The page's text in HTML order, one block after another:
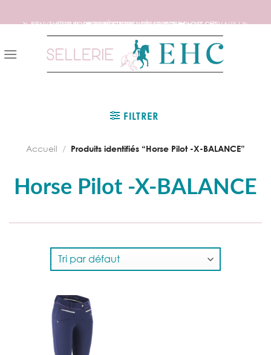
🦄 BIENVENUE SUR NOTRE SITE DEDIE AUX AMOUREUX DES CHEVAUX ! 🦄
📦 FRAIS DE PORT OFFERTS DÈS 150€ D’ACHATS ! 📦
❤️ EXPÉDITIONS WORLDWIDE ❤️
content
Horse Pilot -X-BALANCE
Accueil / Produits identifiés “Horse Pilot -X-BALANCE”
FILTRER